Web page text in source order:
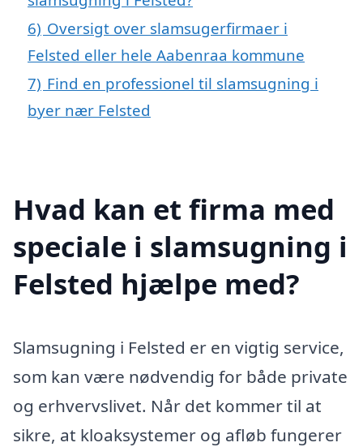
6) Oversigt over slamsugerfirmaer i
Felsted eller hele Aabenraa kommune
7) Find en professionel til slamsugning i
byer nær Felsted
Hvad kan et firma med
speciale i slamsugning i
Felsted hjælpe med?
Slamsugning i Felsted er en vigtig service,
som kan være nødvendig for både private
og erhvervslivet. Når det kommer til at
sikre, at kloaksystemer og afløb fungerer